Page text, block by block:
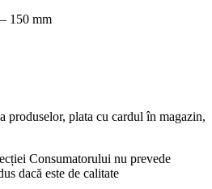
150 mm
produselor, plata cu cardul în magazin,
Consumatorului nu prevede
dacă este de calitate